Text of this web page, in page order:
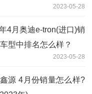
2023-05-28
4月奥迪e-tron(进口)销
型中排名怎么样？
2023-05-28
源 4月份销量怎么样?